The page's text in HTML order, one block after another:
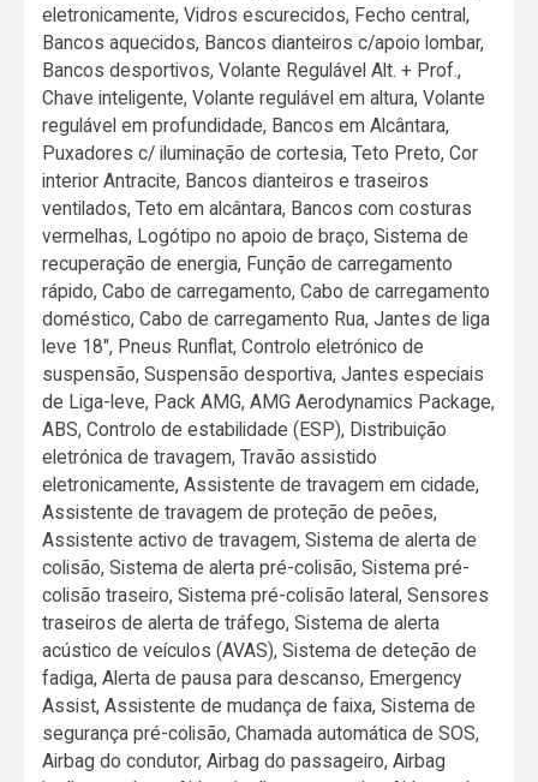
eletronicamente, Vidros escurecidos, Fecho central,
Bancos aquecidos, Bancos dianteiros c/apoio lombar,
Bancos desportivos, Volante Regulável Alt. + Prof.,
Chave inteligente, Volante regulável em altura, Volante
regulável em profundidade, Bancos em Alcântara,
Puxadores c/ iluminação de cortesia, Teto Preto, Cor
interior Antracite, Bancos dianteiros e traseiros
ventilados, Teto em alcântara, Bancos com costuras
vermelhas, Logótipo no apoio de braço, Sistema de
recuperação de energia, Função de carregamento
rápido, Cabo de carregamento, Cabo de carregamento
doméstico, Cabo de carregamento Rua, Jantes de liga
leve 18", Pneus Runflat, Controlo eletrónico de
suspensão, Suspensão desportiva, Jantes especiais
de Liga-leve, Pack AMG, AMG Aerodynamics Package,
ABS, Controlo de estabilidade (ESP), Distribuição
eletrónica de travagem, Travão assistido
eletronicamente, Assistente de travagem em cidade,
Assistente de travagem de proteção de peões,
Assistente activo de travagem, Sistema de alerta de
colisão, Sistema de alerta pré-colisão, Sistema pré-
colisão traseiro, Sistema pré-colisão lateral, Sensores
traseiros de alerta de tráfego, Sistema de alerta
acústico de veículos (AVAS), Sistema de deteção de
fadiga, Alerta de pausa para descanso, Emergency
Assist, Assistente de mudança de faixa, Sistema de
segurança pré-colisão, Chamada automática de SOS,
Airbag do condutor, Airbag do passageiro, Airbag